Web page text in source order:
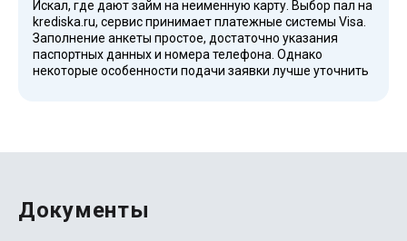
Искал, где дают займ на неименную карту. Выбор пал на
krediska.ru, сервис принимает платежные системы Visa.
Заполнение анкеты простое, достаточно указания
паспортных данных и номера телефона. Однако
некоторые особенности подачи заявки лучше уточнить
Документы